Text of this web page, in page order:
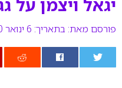
יגאל ויצמן על
פורסם מאת: בתאריך: 6 ינואר 2010